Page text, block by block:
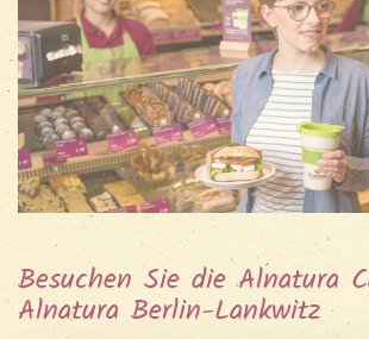
Besuchen Sie die Alnatura
Alnatura Berlin-Lankwitz